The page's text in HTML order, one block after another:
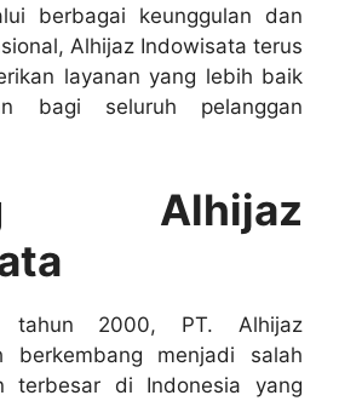
berbagai keunggulan dan
Alhijaz Indowisata terus
layanan yang lebih baik
bagi seluruh pelanggan
Alhijaz
tahun 2000, PT. Alhijaz
berkembang menjadi salah
terbesar di Indonesia yang